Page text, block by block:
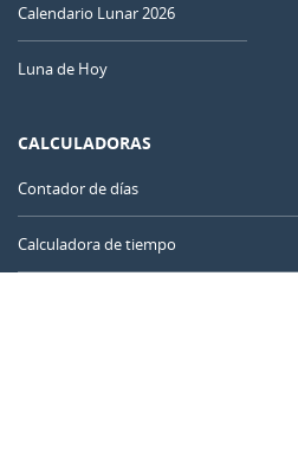
Calendario Lunar 2026
Luna de Hoy
CALCULADORAS
Contador de días
Calculadora de tiempo